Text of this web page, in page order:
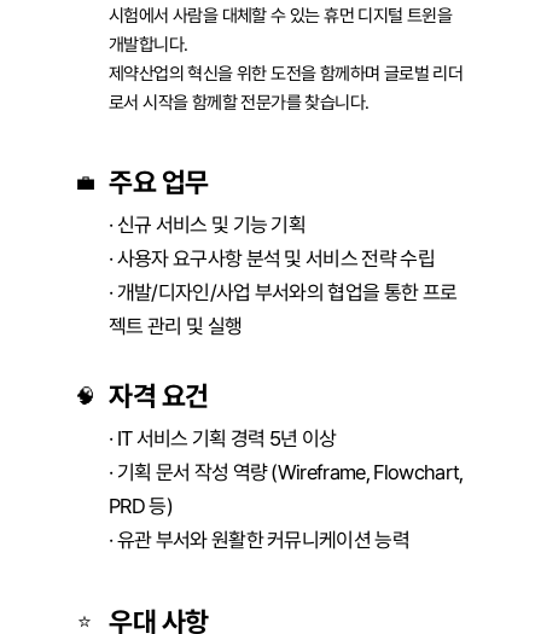
시험에서 사람을 대체할 수 있는 휴먼 디지털 트윈을
개발합니다.
제약산업의 혁신을 위한 도전을 함께하며 글로벌 리더
💼 주요 업무
· 신규 서비스 및 기능 기획
· 사용자 요구사항 분석 및 서비스 전략 수립
· 개발/디자인/사업 부서와의 협업을 통한 프로
젝트 관리 및 실행
🧠 자격 요건
· IT 서비스 기획 경력 5년 이상
· 기획 문서 작성 역량 (Wireframe, Flowchart,
PRD 등)
· 유관 부서와 원활한 커뮤니케이션 능력
⭐ 우대 사항